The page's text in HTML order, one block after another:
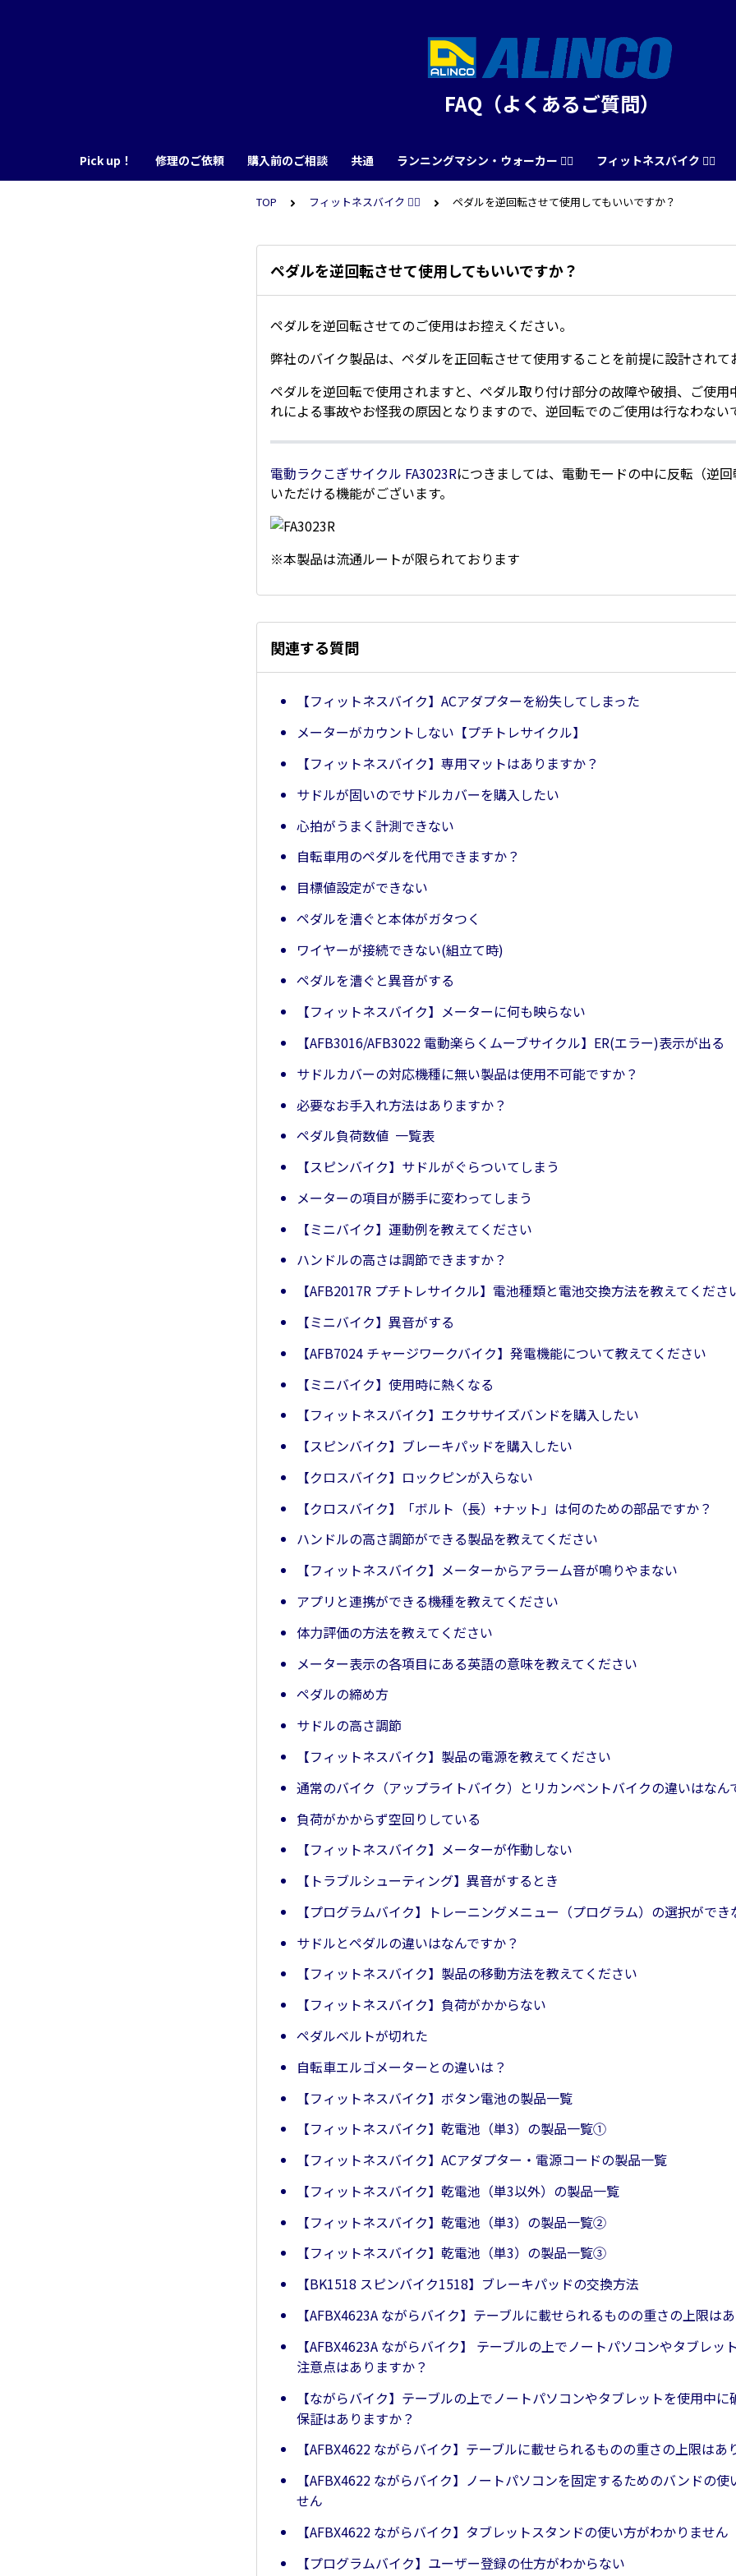
FAQ（よくあるご質問）
Pick up！ 修理のご依頼 購入前のご相談 共通 ランニングマシン・ウォーカー 🏃‍♀️ フィットネスバイク 🚴‍♂️
TOP フィットネスバイク 🚴‍♂️ ペダルを逆回転させて使用してもいいですか？
ペダルを逆回転させて使用してもいいですか？
ペダルを逆回転させてのご使用はお控えください。
弊社のバイク製品は、ペダルを正回転させて使用することを前提に設計されて
ペダルを逆回転で使用されますと、ペダル取り付け部分の故障や破損、ご使用
れによる事故やお怪我の原因となりますので、逆回転でのご使用は行なわない
電動ラクこぎサイクル FA3023Rにつきましては、電動モードの中に反転（逆
いただける機能がございます。
※本製品は流通ルートが限られております
関連する質問
【フィットネスバイク】ACアダプターを紛失してしまった
メーターがカウントしない【プチトレサイクル】
【フィットネスバイク】専用マットはありますか？
サドルが固いのでサドルカバーを購入したい
心拍がうまく計測できない
自転車用のペダルを代用できますか？
目標値設定ができない
ペダルを漕ぐと本体がガタつく
ワイヤーが接続できない(組立て時)
ペダルを漕ぐと異音がする
【フィットネスバイク】メーターに何も映らない
【AFB3016/AFB3022 電動楽らくムーブサイクル】ER(エラー)表示が出る
サドルカバーの対応機種に無い製品は使用不可能ですか？
必要なお手入れ方法はありますか？
ペダル負荷数値 一覧表
【スピンバイク】サドルがぐらついてしまう
メーターの項目が勝手に変わってしまう
【ミニバイク】運動例を教えてください
ハンドルの高さは調節できますか？
【AFB2017R プチトレサイクル】電池種類と電池交換方法を教えてくださ
【ミニバイク】異音がする
【AFB7024 チャージワークバイク】発電機能について教えてください
【ミニバイク】使用時に熱くなる
【フィットネスバイク】エクササイズバンドを購入したい
【スピンバイク】ブレーキパッドを購入したい
【クロスバイク】ロックピンが入らない
【クロスバイク】「ボルト（長）+ナット」は何のための部品ですか？
ハンドルの高さ調節ができる製品を教えてください
【フィットネスバイク】メーターからアラーム音が鳴りやまない
アプリと連携ができる機種を教えてください
体力評価の方法を教えてください
メーター表示の各項目にある英語の意味を教えてください
ペダルの締め方
サドルの高さ調節
【フィットネスバイク】製品の電源を教えてください
通常のバイク（アップライトバイク）とリカンベントバイクの違いはなん
負荷がかからず空回りしている
【フィットネスバイク】メーターが作動しない
【トラブルシューティング】異音がするとき
【プログラムバイク】トレーニングメニュー（プログラム）の選択ができ
サドルとペダルの違いはなんですか？
【フィットネスバイク】製品の移動方法を教えてください
【フィットネスバイク】負荷がかからない
ペダルベルトが切れた
自転車エルゴメーターとの違いは？
【フィットネスバイク】ボタン電池の製品一覧
【フィットネスバイク】乾電池（単3）の製品一覧①
【フィットネスバイク】ACアダプター・電源コードの製品一覧
【フィットネスバイク】乾電池（単3以外）の製品一覧
【フィットネスバイク】乾電池（単3）の製品一覧②
【フィットネスバイク】乾電池（単3）の製品一覧③
【BK1518 スピンバイク1518】ブレーキパッドの交換方法
【AFBX4623A ながらバイク】テーブルに載せられるものの重さの上限は
【AFBX4623A ながらバイク】 テーブルの上でノートパソコンやタブレッ
注意点はありますか？
【ながらバイク】テーブルの上でノートパソコンやタブレットを使用中
保証はありますか？
【AFBX4622 ながらバイク】テーブルに載せられるものの重さの上限はあ
【AFBX4622 ながらバイク】ノートパソコンを固定するためのバンドの
せん
【AFBX4622 ながらバイク】タブレットスタンドの使い方がわかりません
【プログラムバイク】ユーザー登録の仕方がわからない